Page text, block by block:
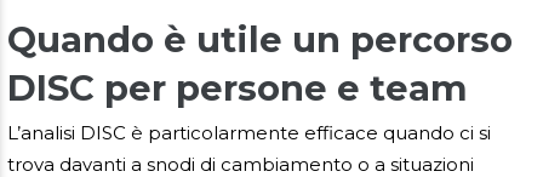
Quando è utile un percorso
DISC per persone e team
L’analisi DISC è particolarmente efficace quando ci si
trova davanti a snodi di cambiamento o a situazioni